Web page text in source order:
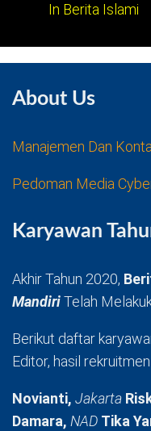
In Berita Islami
About Us
Manajemen Dan
Pedoman Media
Karyawan
Akhir Tahun 2020,
MandiriTelah
Berikut daftar
Editor, hasil
Novianti, Jakarta
Damara, NAD Tika